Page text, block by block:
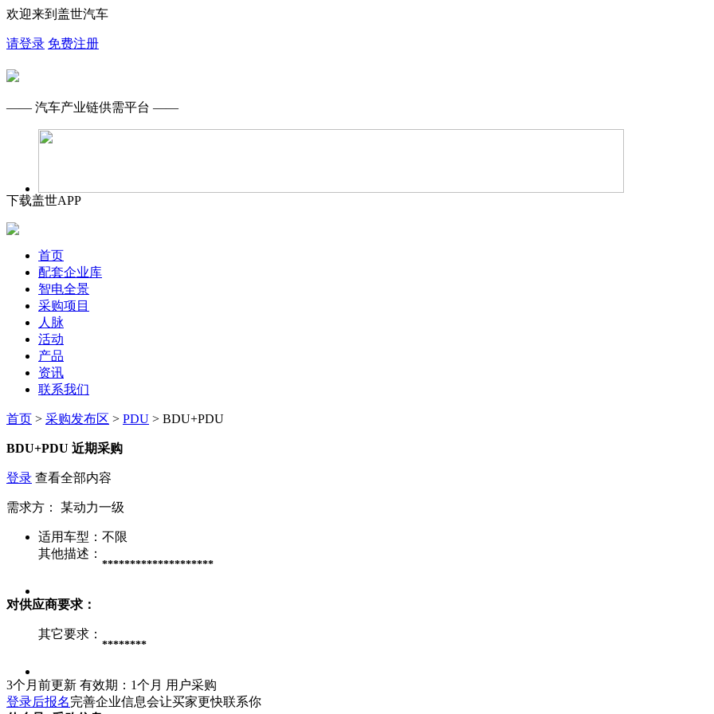
欢迎来到盖世汽车
请登录 免费注册
—— 汽车产业链供需平台 ——
下载盖世APP
首页
配套企业库
智电全景
采购项目
人脉
活动
产品
资讯
联系我们
首页 > 采购发布区 > PDU > BDU+PDU
BDU+PDU 近期采购
登录 查看全部内容
需求方： 某动力一级
适用车型： 不限
其他描述：
********************
对供应商要求：
其它要求：
********
3个月前更新 有效期：1个月 用户采购
登录后报名完善企业信息会让买家更快联系你